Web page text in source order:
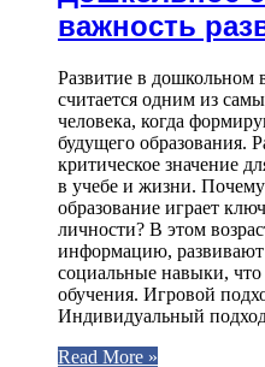
важность
Развитие в дошкольном
считается одним из
человека, когда
будущего образования.
критическое значение
в учебе и жизни.
образование играет
личности? В этом
информацию,
социальные навыки, что
обучения. Игровой
Индивидуальный
Read More »